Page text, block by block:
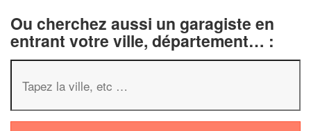
Ou cherchez aussi un garagiste en
entrant votre ville, département… :